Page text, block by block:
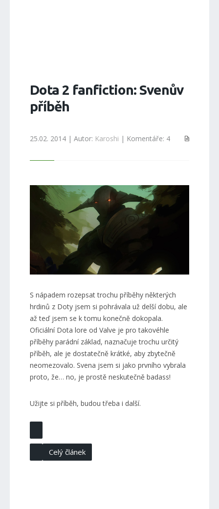
Dota 2 fanfiction: Svenův
příběh
25.02. 2014 | Autor: Karoshi | Komentáře: 4
S nápadem rozepsat trochu příběhy některých
hrdinů z Doty jsem si pohrávala už delší dobu, ale
až teď jsem se k tomu konečně dokopala.
Oficiální Dota lore od Valve je pro takovéhle
příběhy parádní základ, naznačuje trochu určitý
příběh, ale je dostatečně krátké, aby zbytečně
neomezovalo. Svena jsem si jako prvního vybrala
proto, že… no, je prostě neskutečně badass!
Užijte si příběh, budou třeba i další.
Celý článek